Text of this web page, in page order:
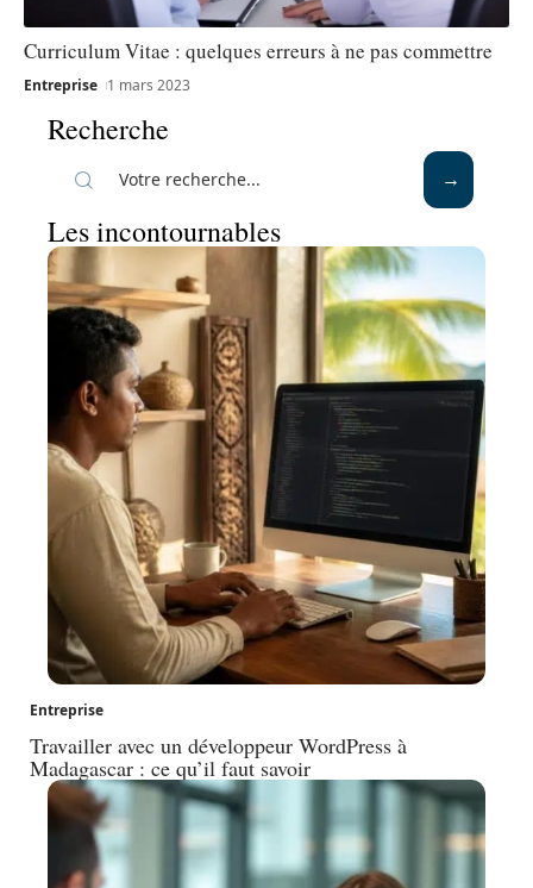
Curriculum Vitae : quelques erreurs à ne pas commettre
Entreprise 1 mars 2023
Recherche
Les incontournables
Entreprise
Travailler avec un développeur WordPress à
Madagascar : ce qu’il faut savoir